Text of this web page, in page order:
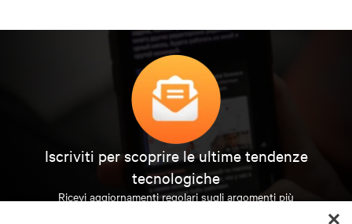
Iscriviti per scoprire le ultime tendenze
tecnologiche
Ricevi aggiornamenti regolari sugli argomenti più